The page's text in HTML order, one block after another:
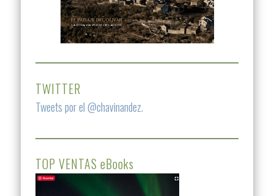
TWITTER
Tweets por el @chavinandez.
TOP VENTAS eBooks